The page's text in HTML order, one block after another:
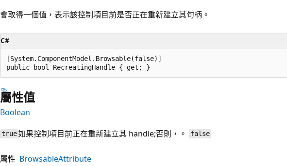
會取得一個值，表示該控制項目前是否正在重新建立其句柄。
C#
[System.ComponentModel.Browsable(false)]
public bool RecreatingHandle { get; }
屬性值
Boolean
true如果控制項目前正在重新建立其 handle;否則，。 false
屬性 BrowsableAttribute